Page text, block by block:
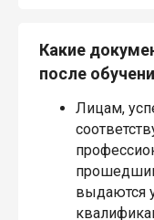
Какие
после
Лицам,
выдаются